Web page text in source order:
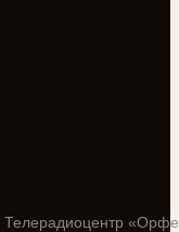
Телерадиоцентр